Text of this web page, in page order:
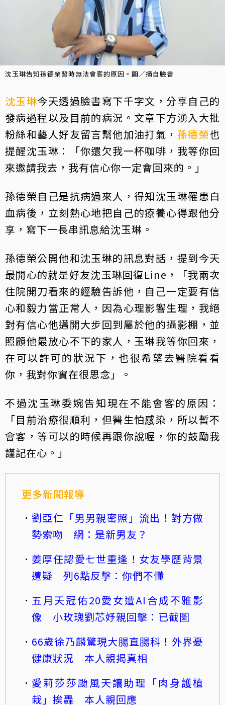
沈玉琳告知孫德榮暫時無法會客的原因。圖／摘自臉書
沈玉琳今天透過臉書寫下千字文，分享自己的
發病過程以及目前的病況。文章下方湧入大批
粉絲和藝人好友留言幫他加油打氣， 孫德榮也
提醒沈玉琳：「你還欠我一杯咖啡，我等你回
來邀請我去，我有信心你一定會回來的。」
孫德榮自己是抗病過來人，得知沈玉琳罹患白
血病後，立刻熱心地把自己的療養心得跟他分
享，寫下一長串訊息給沈玉琳。
孫德榮公開他和沈玉琳的訊息對話，提到今天
最開心的就是好友沈玉琳回復Line，「我兩次
住院開刀看來的經驗告訴他，自己一定要有信
心和毅力當正常人，因為心理影響生理，我絕
對有信心他邁開大步回到屬於他的攝影棚，並
照顧他最放心不下的家人，玉琳我等你回來，
在可以許可的狀況下，也很希望去醫院看看
你，我對你實在很思念」。
不過沈玉琳委婉告知現在不能會客的原因：
「目前治療很順利，但醫生怕感染，所以暫不
會客，等可以的時候再跟你說喔，你的鼓勵我
謹記在心。」
更多新聞報導
劉亞仁「男男親密照」流出！對方做
勢索吻 網：是新男友？
姜厚任認愛七世重逢！女友學歷背景
遭疑 列6點反擊：你們不懂
五月天冠佑20愛女遭AI合成不雅影
像 小玫瑰劉芯妤親回擊：已截圖
66歲徐乃麟驚現大腸直腸科！外界憂
健康狀況 本人親揭真相
愛莉莎莎颱風天讓助理「肉身護植
栽」挨轟 本人親回應